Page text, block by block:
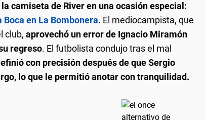
camiseta de River en una ocasión especial:
Boca en La Bombonera. El mediocampista, que
club, aprovechó un error de Ignacio Miramón
regreso. El futbolista condujo tras el mal
con precisión después de que Sergio
lo que le permitió anotar con tranquilidad.